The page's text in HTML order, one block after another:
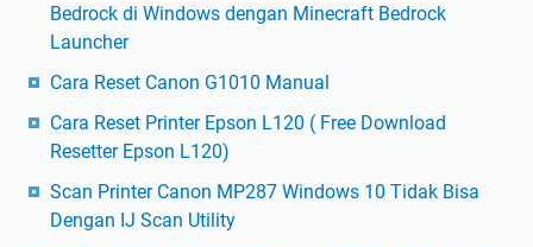
Bedrock di Windows dengan Minecraft Bedrock
Launcher
Cara Reset Canon G1010 Manual
Cara Reset Printer Epson L120 ( Free Download
Resetter Epson L120)
Scan Printer Canon MP287 Windows 10 Tidak Bisa
Dengan IJ Scan Utility